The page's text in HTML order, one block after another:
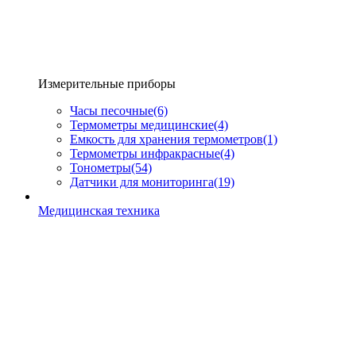
Измерительные приборы
Часы песочные(6)
Термометры медицинские(4)
Емкость для хранения термометров(1)
Термометры инфракрасные(4)
Тонометры(54)
Датчики для мониторинга(19)
Медицинская техника